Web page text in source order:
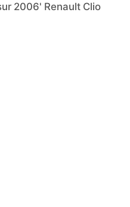
2006' Renault Clio